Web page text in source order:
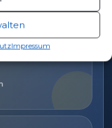
Impressum